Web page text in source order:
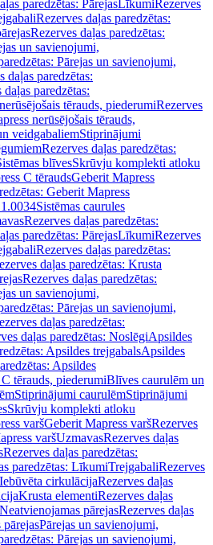
paredzētas: PārejasLīkumiRezerves
Rezerves daļas paredzētas:
Rezerves daļas paredzētas:
un savienojumi,
Pārejas un savienojumi,
daļas paredzētas:
daļas paredzētas:
tērauds, piederumiRezerves
nerūsējošais tērauds,
veidgabaliemStiprinājumi
Rezerves daļas paredzētas:
blīvesSkrūvju komplekti atloku
C tēraudsGeberit Mapress
Geberit Mapress
Sistēmas caurules
Rezerves daļas paredzētas:
paredzētas: PārejasLīkumiRezerves
Rezerves daļas paredzētas:
daļas paredzētas: Krusta
Rezerves daļas paredzētas:
un savienojumi,
Pārejas un savienojumi,
daļas paredzētas:
daļas paredzētas: NoslēgiApsildes
Apsildes trejgabalsApsildes
Apsildes
tērauds, piederumiBlīves caurulēm un
Stiprinājumi caurulēmStiprinājumi
Skrūvju komplekti atloku
varšGeberit Mapress varšRezerves
varšUzmavasRezerves daļas
Rezerves daļas paredzētas:
paredzētas: LīkumiTrejgabaliRezerves
Iebūvēta cirkulācijaRezerves daļas
Krusta elementiRezerves daļas
Neatvienojamas pārejasRezerves daļas
pārejasPārejas un savienojumi,
Pārejas un savienojumi,